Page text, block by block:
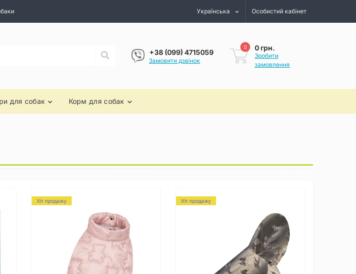
Українська Особистий кабінет
+38 (099) 4715059
Замовити дзвінок
0 0 грн.
Зробити
замовлення
для собак Корм для собак
Хіт продажу Хіт продажу